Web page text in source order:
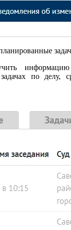
по делу,